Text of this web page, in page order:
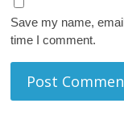
Save my name,
time I comment.